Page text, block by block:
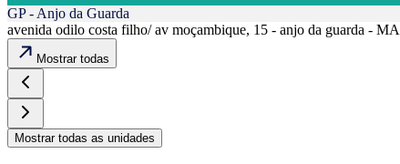
GP - Anjo da Guarda
avenida odilo costa filho/ av moçambique, 15 - anjo da guarda - MA
Mostrar todas
Mostrar todas as unidades